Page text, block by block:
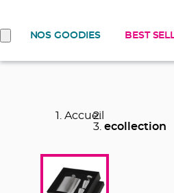
NOS GOODIES BEST
Accueil
ecollection